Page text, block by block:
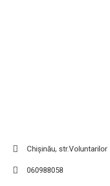
Chișinău, str.Voluntarilor
060988058